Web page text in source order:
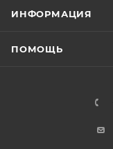
ИНФОРМАЦИЯ
ПОМОЩЬ